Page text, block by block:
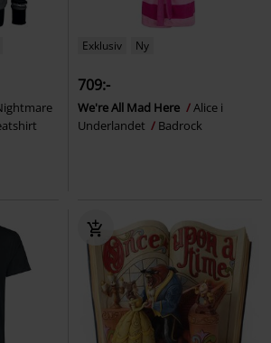
Exklusiv Ny
709:-
We're All Mad Here
Alice i
Underlandet
Badrock